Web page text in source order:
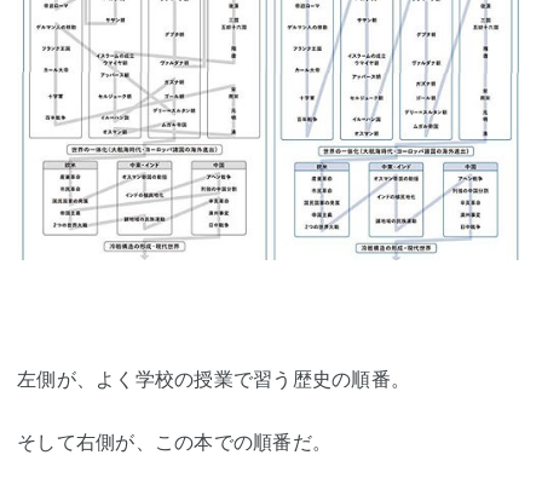
左側が、よく学校の授業で習う歴史の順番。
そして右側が、この本での順番だ。